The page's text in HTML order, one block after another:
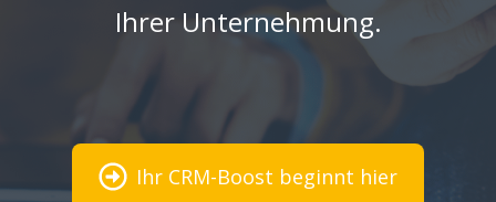
Ihrer Unternehmung.
Ihr CRM-Boost beginnt hier